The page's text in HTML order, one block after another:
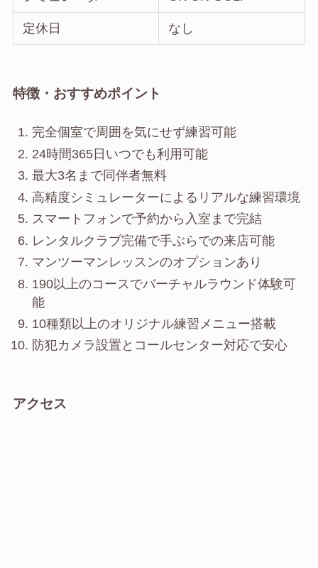
定休日 なし
特徴・おすすめポイント
完全個室で周囲を気にせず練習可能
24時間365日いつでも利用可能
最大3名まで同伴者無料
高精度シミュレーターによるリアルな練習環境
スマートフォンで予約から入室まで完結
レンタルクラブ完備で手ぶらでの来店可能
マンツーマンレッスンのオプションあり
190以上のコースでバーチャルラウンド体験可
能
10種類以上のオリジナル練習メニュー搭載
防犯カメラ設置とコールセンター対応で安心
アクセス